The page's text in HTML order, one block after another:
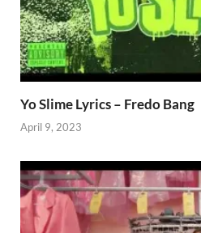
Yo Slime Lyrics – Fredo Bang
April 9, 2023